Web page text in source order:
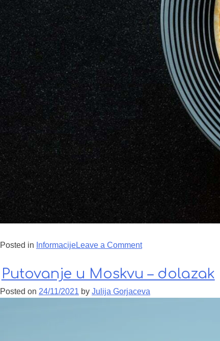
Posted in InformacijeLeave a Commenton Gde probati boršč?
Putovanje u Moskvu – dolazak
Posted on 24/11/2021 by Julija Gorjaceva